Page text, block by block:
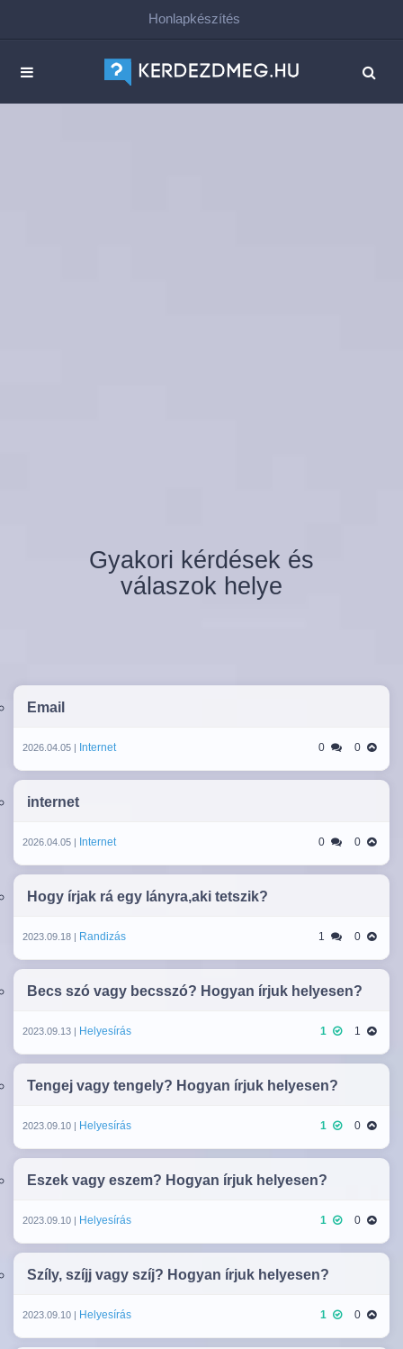
Honlapkészítés
Gyakori kérdések és
válaszok helye
Email
2026.04.05 | Internet 0 0
internet
2026.04.05 | Internet 0 0
Hogy írjak rá egy lányra,aki tetszik?
2023.09.18 | Randizás 1 0
Becs szó vagy becsszó? Hogyan írjuk helyesen?
2023.09.13 | Helyesírás 1 1
Tengej vagy tengely? Hogyan írjuk helyesen?
2023.09.10 | Helyesírás 1 0
Eszek vagy eszem? Hogyan írjuk helyesen?
2023.09.10 | Helyesírás 1 0
Szíly, szíjj vagy szíj? Hogyan írjuk helyesen?
2023.09.10 | Helyesírás 1 0